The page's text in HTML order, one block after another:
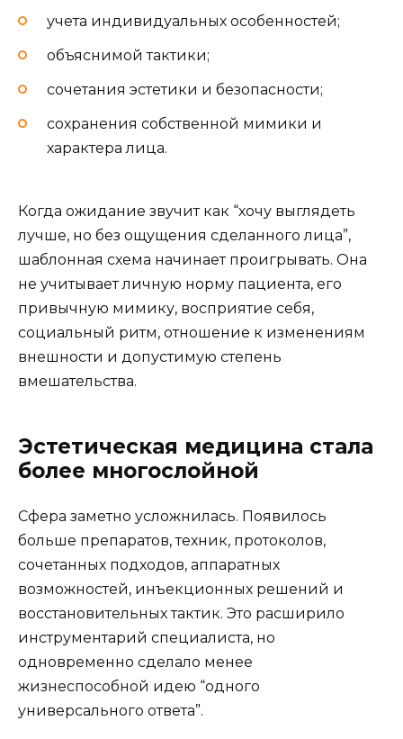
учета индивидуальных особенностей;
объяснимой тактики;
сочетания эстетики и безопасности;
сохранения собственной мимики и
характера лица.
Когда ожидание звучит как “хочу выглядеть
лучше, но без ощущения сделанного лица”,
шаблонная схема начинает проигрывать. Она
не учитывает личную норму пациента, его
привычную мимику, восприятие себя,
социальный ритм, отношение к изменениям
внешности и допустимую степень
вмешательства.
Эстетическая медицина стала
более многослойной
Сфера заметно усложнилась. Появилось
больше препаратов, техник, протоколов,
сочетанных подходов, аппаратных
возможностей, инъекционных решений и
восстановительных тактик. Это расширило
инструментарий специалиста, но
одновременно сделало менее
жизнеспособной идею “одного
универсального ответа”.